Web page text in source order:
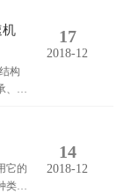
《轴
实
机
构
、箱
荷载
17
2018-12
它的
类繁
14
2018-12